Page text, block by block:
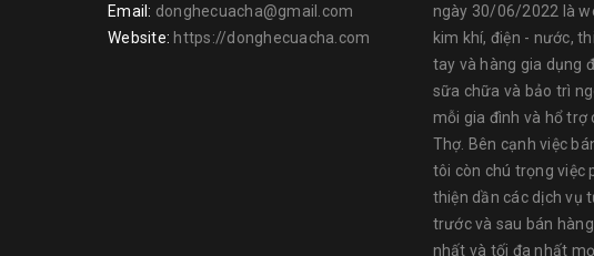
TOLSEN là một thương hiệu nổi tiếng ở Châu Âu, các sảnphẩm
cả Bắc Mỹ, Châu Mỹ La Tinh, Trung Đông …, với nhà máy sản xuất
Email: donghecuacha@gmail.com
Website: https://donghecuacha.com
ngày 30/06/2022 là
kim khí, điện - nước,
tay và hàng gia dụng
sữa chữa và bảo trì
mỗi gia đình và hổ trợ
Thợ. Bên cạnh việc
tôi còn chú trọng việc
thiện dần các dịch vụ
trước và sau bán
nhất và tối đa nhất